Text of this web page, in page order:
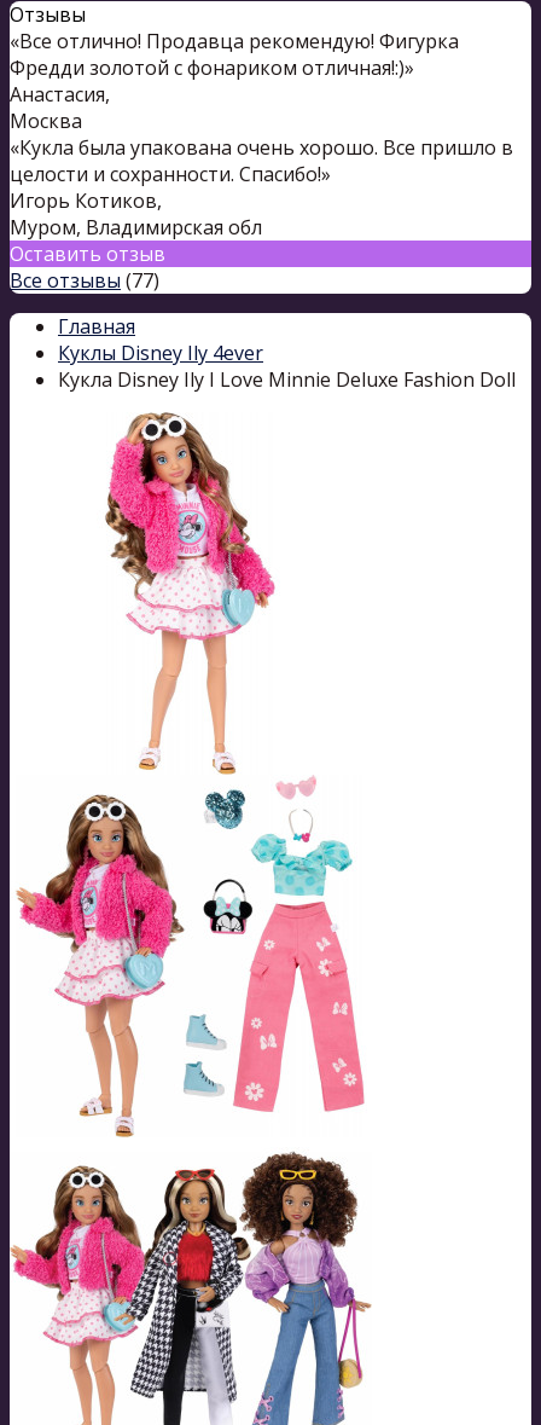
Отзывы
«Все отлично! Продавца рекомендую! Фигурка
Фредди золотой с фонариком отличная!:)»
Анастасия,
Москва
«Кукла была упакована очень хорошо. Все пришло в
целости и сохранности. Спасибо!»
Игорь Котиков,
Муром, Владимирская обл
Оставить отзыв
Все отзывы (77)
Главная
Куклы Disney Ily 4ever
Кукла Disney Ily I Love Minnie Deluxe Fashion Doll